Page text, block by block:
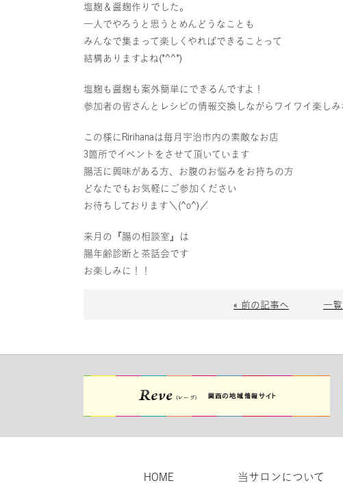
塩麹＆醤麹作りでした。
一人でやろうと思うとめんどうなことも
みんなで集まって楽しくやればできることって
結構ありますよね(*^^*)
塩麹も醤麹も案外簡単にできるんですよ！
参加者の皆さんとレシピの情報交換しながらワイワイ楽し
この様にRirihanaは毎月宇治市内の素敵なお店
3箇所でイベントをさせて頂いています
腸活に興味がある方、お腹のお悩みをお持ちの方
どなたでもお気軽にご参加ください
お待ちしております＼(^o^)／
来月の『腸の相談室』は
腸年齢診断と茶話会です
お楽しみに！！
« 前の記事へ 一
HOME 当サロンについて